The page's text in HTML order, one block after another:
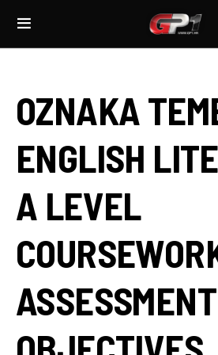
OZNAKA
ENGLISH
A LEVEL
ASSESSMENT